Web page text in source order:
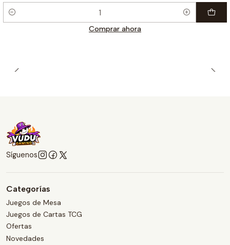
Cantidad
Comprar ahora
Síguenos
Categorías
Juegos de Mesa
Juegos de Cartas TCG
Ofertas
Novedades